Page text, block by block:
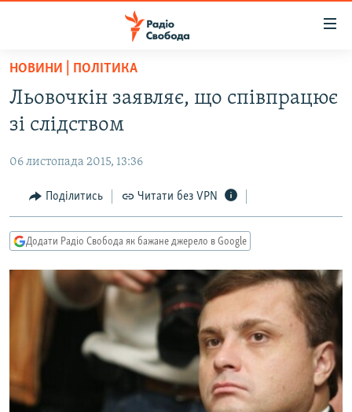
Перейти
основного
матеріалу
до
навігації
Перейти
до
ПОЛІТИКА
ЕКОНОМІКА
КУЛЬТУРА
СПОРТ
УКРАЇНА
ВІЙНА
РОСІЙСЬКА «ФІЛЬТРАЦІЯ»
КРИМ.РЕАЛІЇ
ТИ ЯК?
СХЕМИ
КИТАЙ.ВИКЛИКИ
ФОТО
НОВИНИ | ПОЛІТИКА
Льовочкін заявляє, що співпрацює
зі слідством
06 листопада 2015, 13:36
Поділитись Читати без VPN
Додати Радіо Свобода як бажане джерело в Google